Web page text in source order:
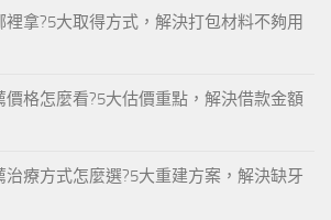
拿?5大取得方式，解決打包材料不夠用
價格怎麼看?5大估價重點，解決借款金額
治療方式怎麼選?5大重建方案，解決缺牙